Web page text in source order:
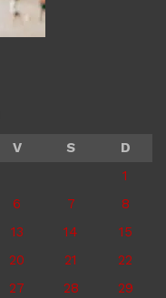
V S
D
1
6 7
8
13 14
15
20 21
22
27 28
29